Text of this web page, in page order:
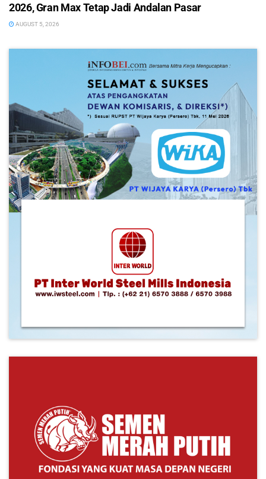
2026, Gran Max Tetap Jadi Andalan Pasar
AUGUST 5, 2026